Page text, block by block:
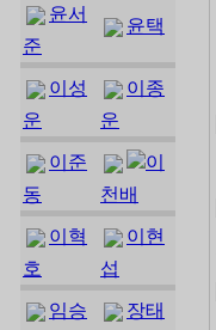
윤서
준
윤택
이성
운
이종
운
이준
동
이
천배
이혁
호
이현
섭
임승
장태